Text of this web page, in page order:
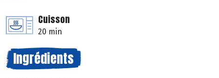
Cuisson
20 min
Ingrédients